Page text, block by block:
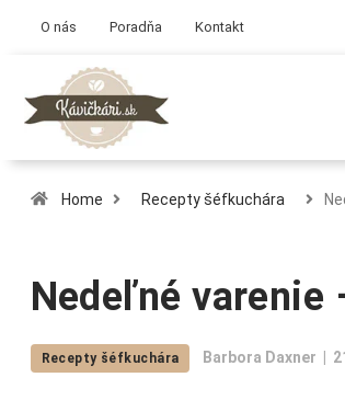
O nás Poradňa Kontakt
Home Recepty šéfkuchára
Nedeľné varenie
Recepty šéfkuchára Barbora Daxner